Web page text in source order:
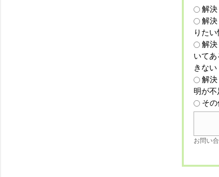
解
解
りた
解
いて
きない
解
明が
そ
お問い